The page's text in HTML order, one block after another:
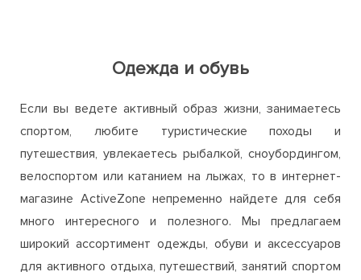
Одежда и обувь
Если вы ведете активный образ жизни, занимаетесь
спортом, любите туристические походы и
путешествия, увлекаетесь рыбалкой, сноубордингом,
велоспортом или катанием на лыжах, то в интернет-
магазине ActiveZone непременно найдете для себя
много интересного и полезного. Мы предлагаем
широкий ассортимент одежды, обуви и аксессуаров
для активного отдыха, путешествий, занятий спортом